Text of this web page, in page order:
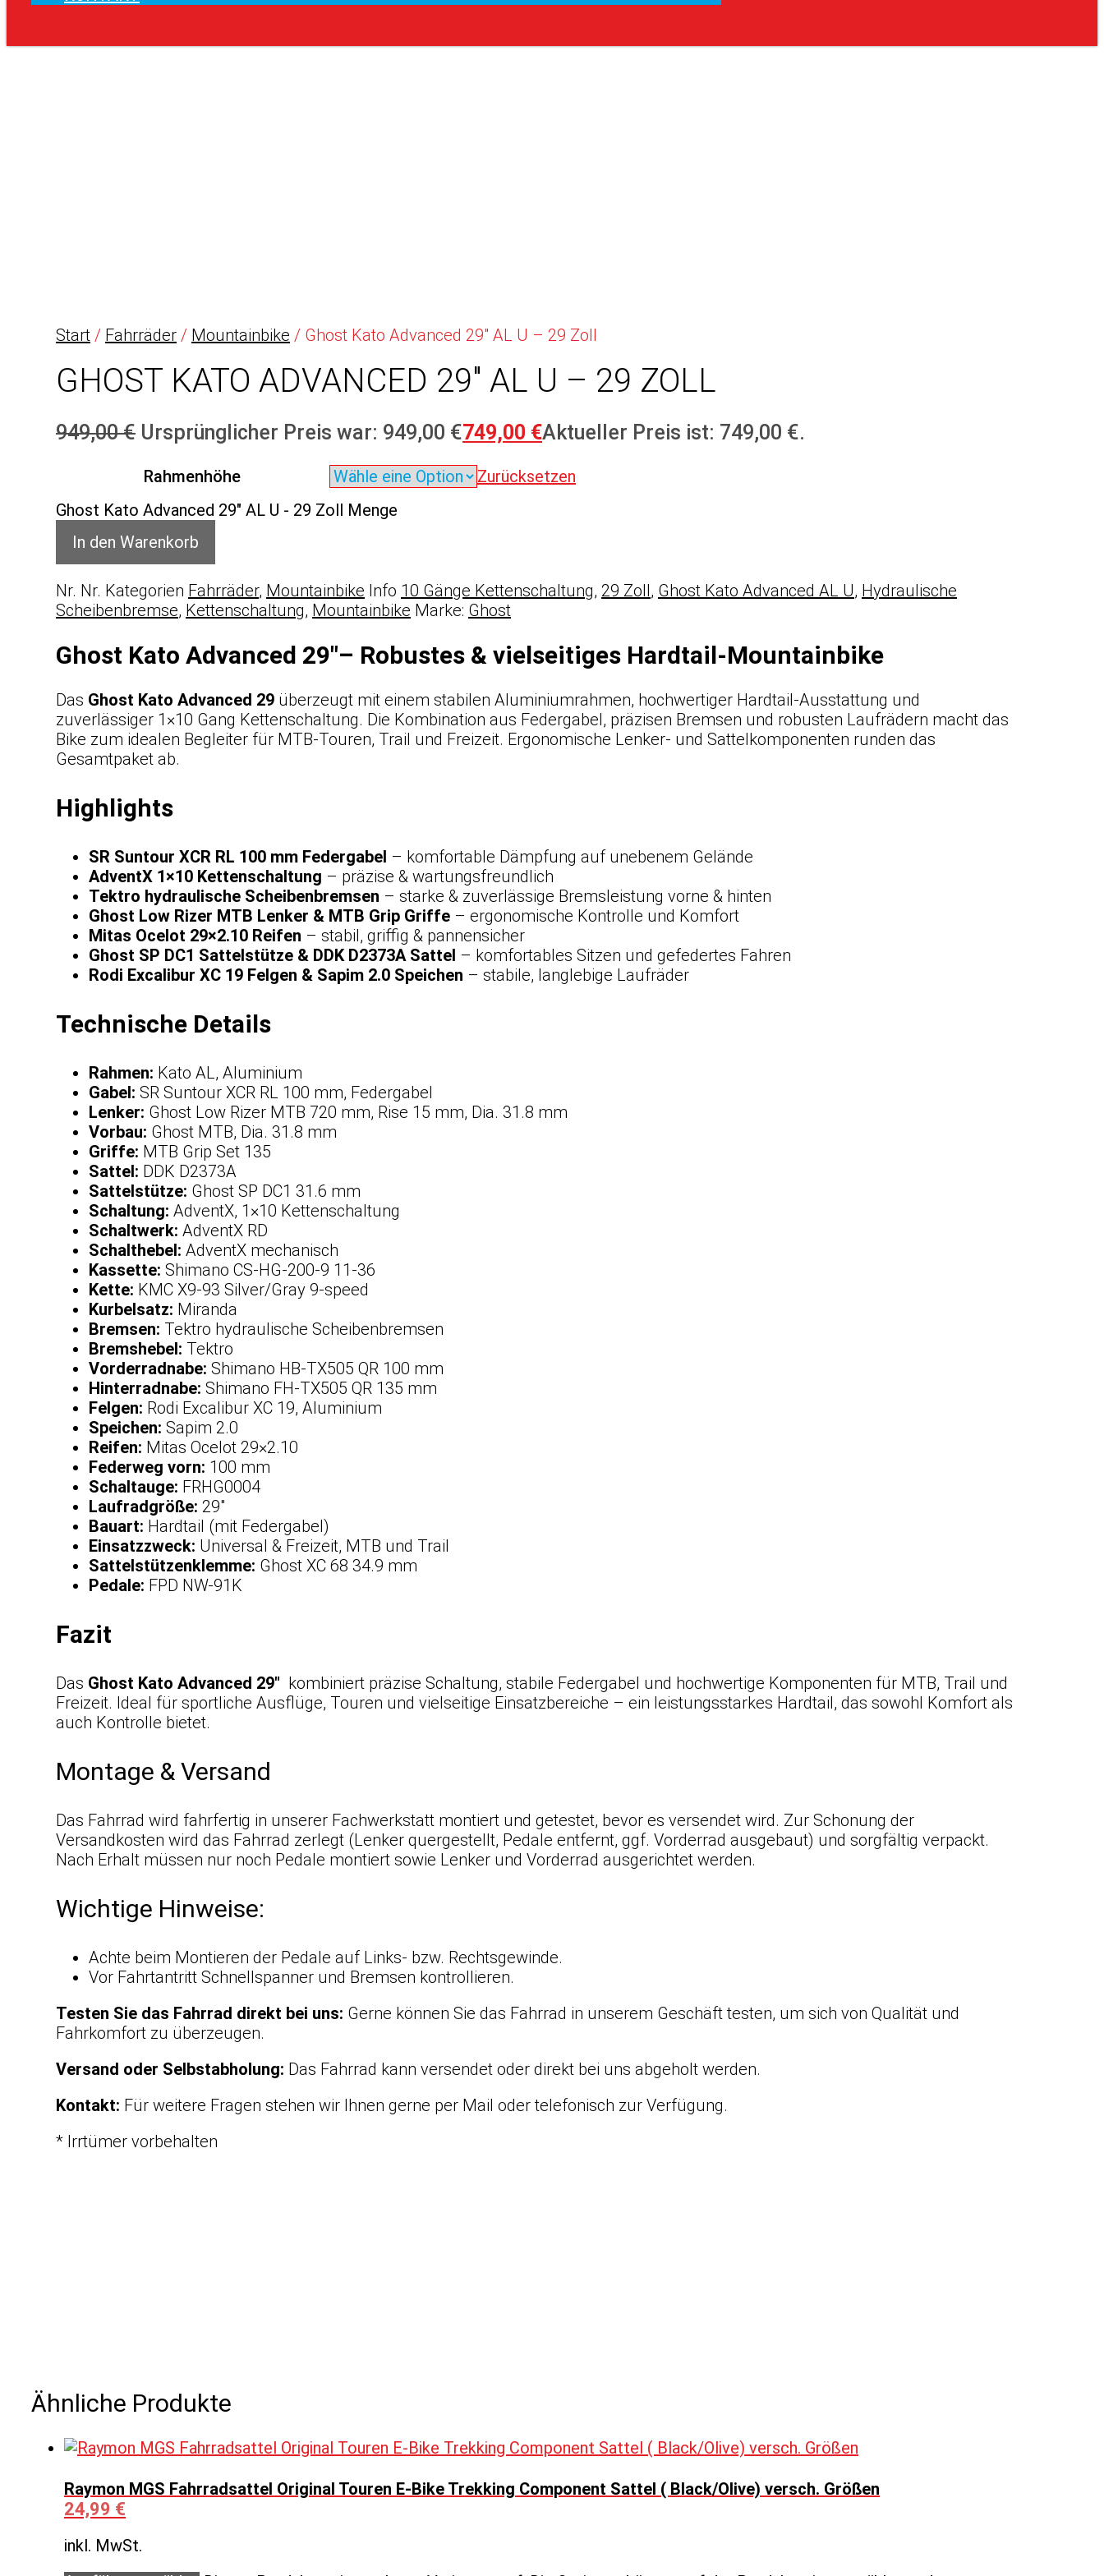
Start / Fahrräder / Mountainbike / Ghost Kato Advanced 29″ AL U – 29 Zoll
GHOST KATO ADVANCED 29″ AL U – 29 ZOLL
949,00€ Ursprünglicher Preis war: 949,00 €749,00 €Aktueller Preis ist: 749,00 €.
Rahmenhöhe
Zurücksetzen
Ghost Kato Advanced 29" AL U - 29 Zoll Menge
In den Warenkorb
Nr. Nr. Kategorien Fahrräder, Mountainbike Info 10 Gänge Kettenschaltung, 29 Zoll, Ghost Kato Advanced AL U, Hydraulische
Scheibenbremse, Kettenschaltung, Mountainbike Marke: Ghost
Ghost Kato Advanced 29″– Robustes & vielseitiges Hardtail-Mountainbike
Das Ghost Kato Advanced 29 überzeugt mit einem stabilen Aluminiumrahmen, hochwertiger Hardtail-Ausstattung und
zuverlässiger 1×10 Gang Kettenschaltung. Die Kombination aus Federgabel, präzisen Bremsen und robusten Laufrädern macht das
Bike zum idealen Begleiter für MTB-Touren, Trail und Freizeit. Ergonomische Lenker- und Sattelkomponenten runden das
Gesamtpaket ab.
Highlights
SR Suntour XCR RL 100 mm Federgabel – komfortable Dämpfung auf unebenem Gelände
AdventX 1×10 Kettenschaltung – präzise & wartungsfreundlich
Tektro hydraulische Scheibenbremsen – starke & zuverlässige Bremsleistung vorne & hinten
Ghost Low Rizer MTB Lenker & MTB Grip Griffe – ergonomische Kontrolle und Komfort
Mitas Ocelot 29×2.10 Reifen – stabil, griffig & pannensicher
Ghost SP DC1 Sattelstütze & DDK D2373A Sattel – komfortables Sitzen und gefedertes Fahren
Rodi Excalibur XC 19 Felgen & Sapim 2.0 Speichen – stabile, langlebige Laufräder
Technische Details
Rahmen: Kato AL, Aluminium
Gabel: SR Suntour XCR RL 100 mm, Federgabel
Lenker: Ghost Low Rizer MTB 720 mm, Rise 15 mm, Dia. 31.8 mm
Vorbau: Ghost MTB, Dia. 31.8 mm
Griffe: MTB Grip Set 135
Sattel: DDK D2373A
Sattelstütze: Ghost SP DC1 31.6 mm
Schaltung: AdventX, 1×10 Kettenschaltung
Schaltwerk: AdventX RD
Schalthebel: AdventX mechanisch
Kassette: Shimano CS-HG-200-9 11-36
Kette: KMC X9-93 Silver/Gray 9-speed
Kurbelsatz: Miranda
Bremsen: Tektro hydraulische Scheibenbremsen
Bremshebel: Tektro
Vorderradnabe: Shimano HB-TX505 QR 100 mm
Hinterradnabe: Shimano FH-TX505 QR 135 mm
Felgen: Rodi Excalibur XC 19, Aluminium
Speichen: Sapim 2.0
Reifen: Mitas Ocelot 29×2.10
Federweg vorn: 100 mm
Schaltauge: FRHG0004
Laufradgröße: 29″
Bauart: Hardtail (mit Federgabel)
Einsatzzweck: Universal & Freizeit, MTB und Trail
Sattelstützenklemme: Ghost XC 68 34.9 mm
Pedale: FPD NW-91K
Fazit
Das Ghost Kato Advanced 29″ kombiniert präzise Schaltung, stabile Federgabel und hochwertige Komponenten für MTB, Trail und
Freizeit. Ideal für sportliche Ausflüge, Touren und vielseitige Einsatzbereiche – ein leistungsstarkes Hardtail, das sowohl Komfort als
auch Kontrolle bietet.
Montage & Versand
Das Fahrrad wird fahrfertig in unserer Fachwerkstatt montiert und getestet, bevor es versendet wird. Zur Schonung der
Versandkosten wird das Fahrrad zerlegt (Lenker quergestellt, Pedale entfernt, ggf. Vorderrad ausgebaut) und sorgfältig verpackt.
Nach Erhalt müssen nur noch Pedale montiert sowie Lenker und Vorderrad ausgerichtet werden.
Wichtige Hinweise:
Achte beim Montieren der Pedale auf Links- bzw. Rechtsgewinde.
Vor Fahrtantritt Schnellspanner und Bremsen kontrollieren.
Testen Sie das Fahrrad direkt bei uns: Gerne können Sie das Fahrrad in unserem Geschäft testen, um sich von Qualität und
Fahrkomfort zu überzeugen.
Versand oder Selbstabholung: Das Fahrrad kann versendet oder direkt bei uns abgeholt werden.
Kontakt: Für weitere Fragen stehen wir Ihnen gerne per Mail oder telefonisch zur Verfügung.
* Irrtümer vorbehalten
Ähnliche Produkte
Raymon MGS Fahrradsattel Original Touren E-Bike Trekking Component Sattel ( Black/Olive) versch. Größen
24,99 €
inkl. MwSt.